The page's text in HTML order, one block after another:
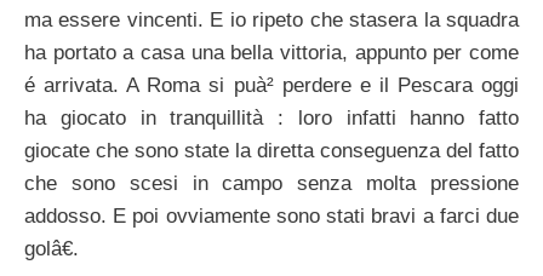
ma essere vincenti. E io ripeto che stasera la squadra
ha portato a casa una bella vittoria, appunto per come
é arrivata. A Roma si puà² perdere e il Pescara oggi
ha giocato in tranquillità : loro infatti hanno fatto
giocate che sono state la diretta conseguenza del fatto
che sono scesi in campo senza molta pressione
addosso. E poi ovviamente sono stati bravi a farci due
golâ€.